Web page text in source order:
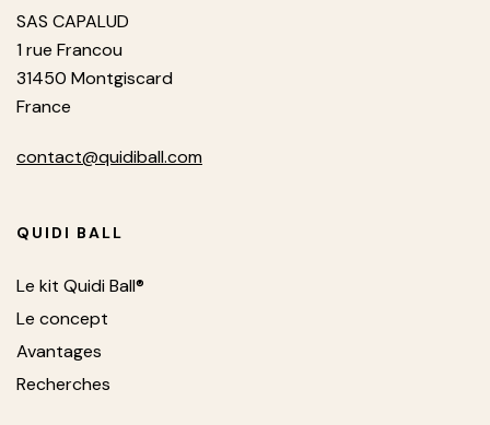
SAS CAPALUD
1 rue Francou
31450 Montgiscard
France
contact@quidiball.com
QUIDI BALL
Le kit Quidi Ball®
Le concept
Avantages
Recherches